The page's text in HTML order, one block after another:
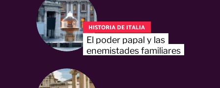
HISTORIA DE ITALIA
El poder papal y las
enemistades familiares